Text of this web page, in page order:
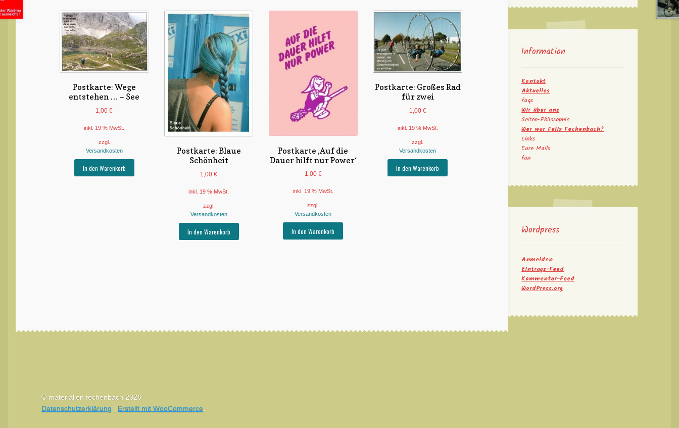
Postkarte: Wege
entstehen … – See
1,00€
inkl. 19 % MwSt.
zzgl.
Versandkosten
In den Warenkorb
Postkarte: Blaue
Schönheit
1,00€
inkl. 19 % MwSt.
zzgl.
Versandkosten
In den Warenkorb
Postkarte ‚Auf die
Dauer hilft nur Power‘
1,00 €
inkl. 19 % MwSt.
zzgl.
Versandkosten
In den Warenkorb
Postkarte: Großes Rad
für zwei
1,00 €
inkl. 19 % MwSt.
zzgl.
Versandkosten
In den Warenkorb
Information
Kontakt
Aktuelles
faqs
Wir über uns
Seiten-Philosophie
Wer war Felix Fechenbach?
Links
Eure Mails
fun
Wordpress
Anmelden
Eintrags-Feed
Kommentar-Feed
WordPress.org
© materialien fechenbach 2026
Datenschutzerklärung
Erstellt mit WooCommerce